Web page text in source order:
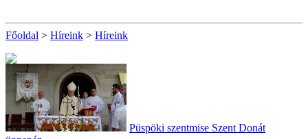
Főoldal > Híreink > Híreink
Püspöki szentmise Szent Donát